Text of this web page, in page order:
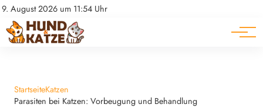
9. August 2026 um 11:54 Uhr
Datenschutz
Impressum
Pferde
Ratgeber
StartseiteKatzen
Parasiten bei Katzen: Vorbeugung und Behandlung